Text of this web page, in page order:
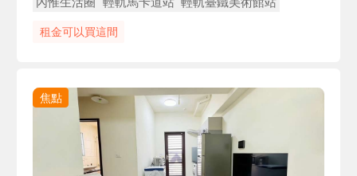
租金可以買這間
焦點